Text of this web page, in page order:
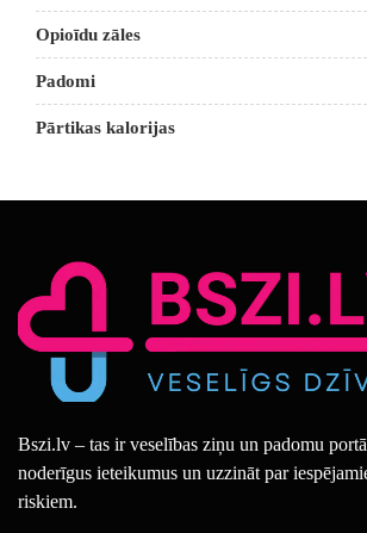
Opioīdu zāles
Padomi
Pārtikas kalorijas
Bszi.lv – tas ir veselības ziņu un padomu
noderīgus ieteikumus un uzzināt par
riskiem.